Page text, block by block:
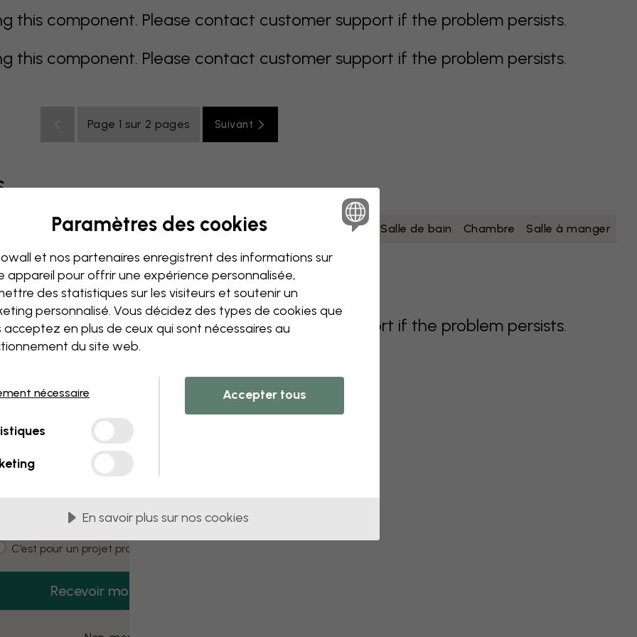
this component. Please contact customer support if the problem persists.
this component. Please contact customer support if the problem persists.
Page 1 sur 2 pages Suivant
orange rose mauve rouge turquoise jaune Salle de bain Chambre Salle à manger
bébé Bureau Chambre ado Plafond
this component. Please contact customer support if the problem persists.
3 échantillons offerts
Recevez 3 échantillons gratuits dès
aujourd’hui.
type
C’est pour un projet pro
Recevoir mon code
Paramètres des cookies
et nos partenaires enregistrent des informations sur
appareil pour offrir une expérience personnalisée,
des statistiques sur les visiteurs et soutenir un
personnalisé. Vous décidez des types de cookies que
acceptez en plus de ceux qui sont nécessaires au
du site web.
nécessaire Accepter tous
En savoir plus sur nos cookies